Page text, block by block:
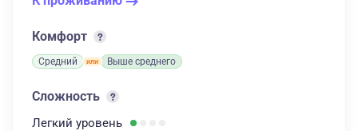
Комфорт
Средний Выше среднего
Сложность
Легкий уровень